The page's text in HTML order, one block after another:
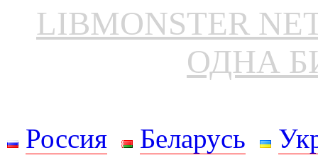
LIBMONSTER
ОДНА
Россия Беларусь